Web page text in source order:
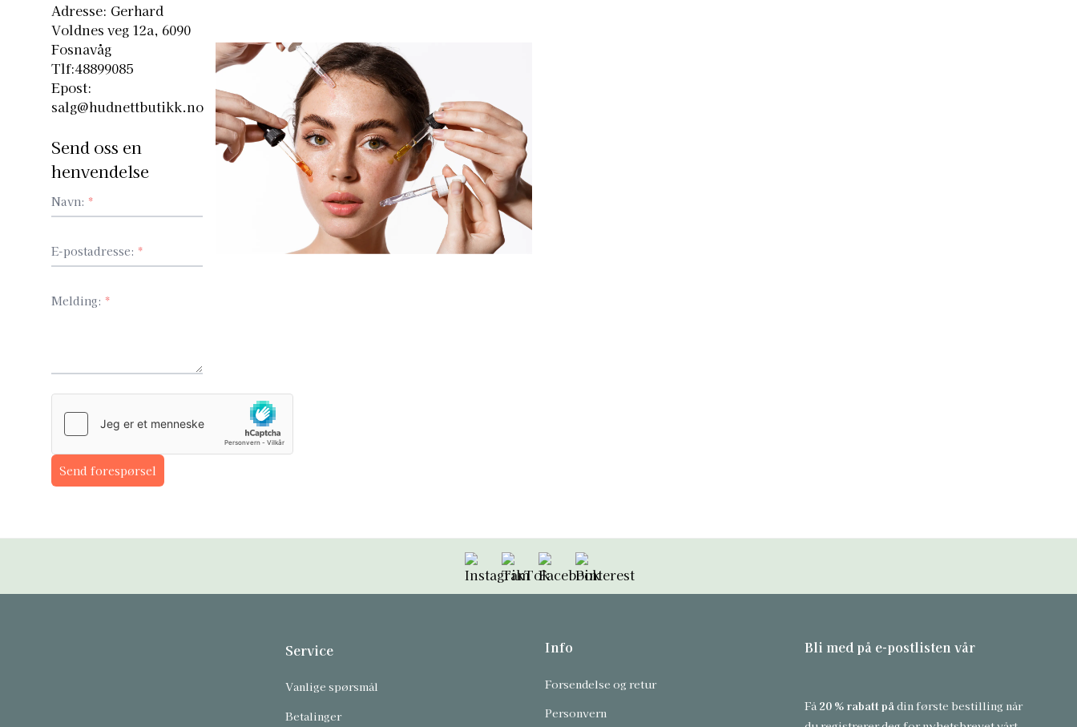
Adresse: Gerhard
Voldnes veg 12a, 6090
Fosnavåg
Tlf:48899085
Epost:
salg@hudnettbutikk.no
Send oss en
henvendelse
Navn: *
E-postadresse: *
Melding: *
Send forespørsel
Følg oss på Instagram
Følg oss på TikTok
Følg oss på Facebook
Service
Vanlige spørsmål
Betalinger
Info
Forsendelse og retur
Personvern
Bli med på e-postlisten vår
Få 20 % rabatt pådin første bestilling når